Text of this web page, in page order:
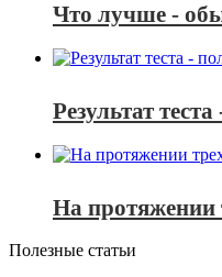
Что лучше -
Результат
На протяжении
Полезные статьи